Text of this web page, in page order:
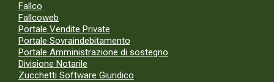
Fallco
Fallcoweb
Portale Vendite Private
Portale Sovraindebitamento
Portale Amministrazione di sostegno
Divisione Notarile
Zucchetti Software Giuridico